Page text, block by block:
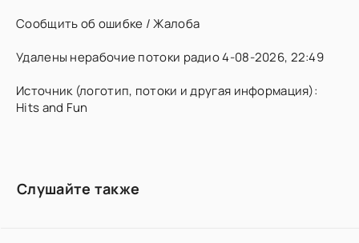
Сообщить об ошибке / Жалоба
Удалены нерабочие потоки радио 4-08-2026, 22:49
Источник (логотип, потоки и другая информация):
Hits and Fun
Слушайте также